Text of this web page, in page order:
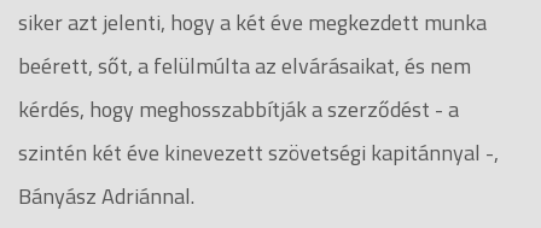
siker azt jelenti, hogy a két éve megkezdett munka
beérett, sőt, a felülmúlta az elvárásaikat, és nem
kérdés, hogy meghosszabbítják a szerződést - a
szintén két éve kinevezett szövetségi kapitánnyal -,
Bányász Adriánnal.